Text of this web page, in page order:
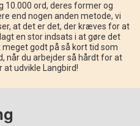
10.000 ord, deres former og
end nogen anden metode, vi
at det er det, der kræves for at
en stor indsats i at gøre det
godt på så kort tid som
når du arbejder så hårdt for at
at udvikle Langbird!